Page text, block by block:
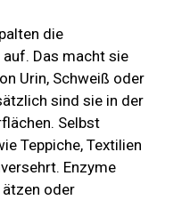
die
Das macht sie
Urin, Schweiß oder
sind sie in der
Selbst
Teppiche, Textilien
Enzyme
oder